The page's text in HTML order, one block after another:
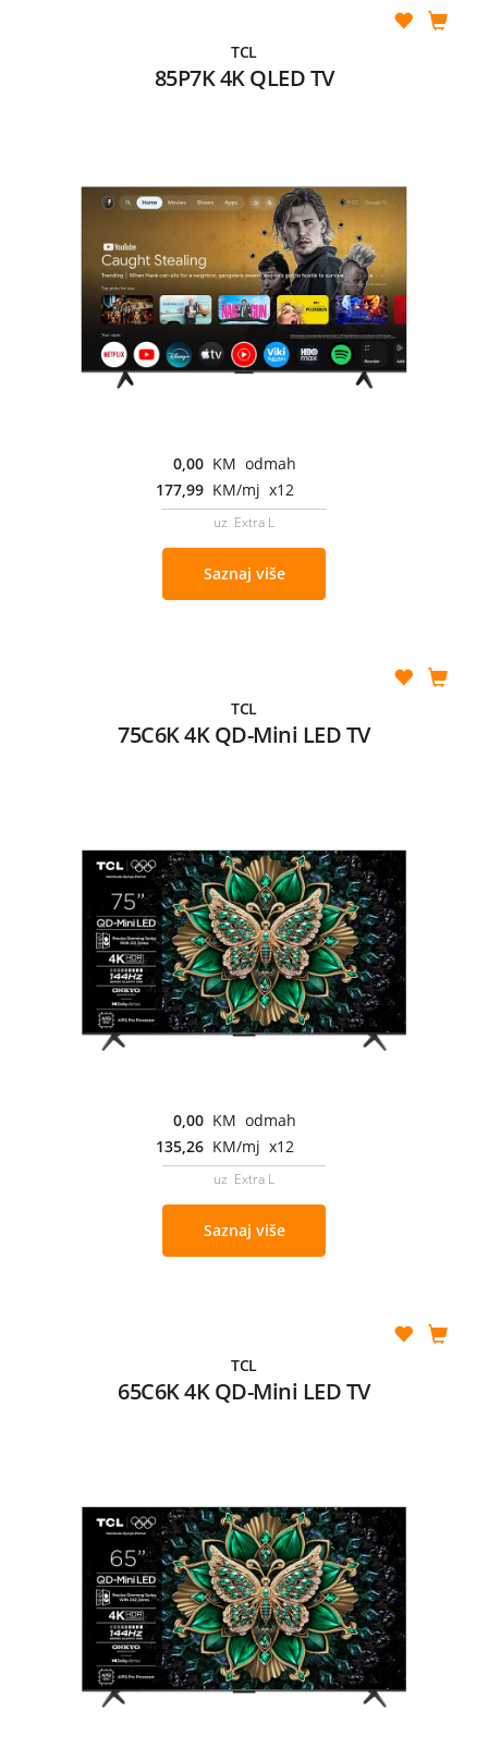
TCL
85P7K 4K QLED TV
0,00 KM odmah
177,99 KM/mj x12
uz Extra L
Saznaj više
TCL
75C6K 4K QD-Mini LED TV
0,00 KM odmah
135,26 KM/mj x12
uz Extra L
Saznaj više
TCL
65C6K 4K QD-Mini LED TV